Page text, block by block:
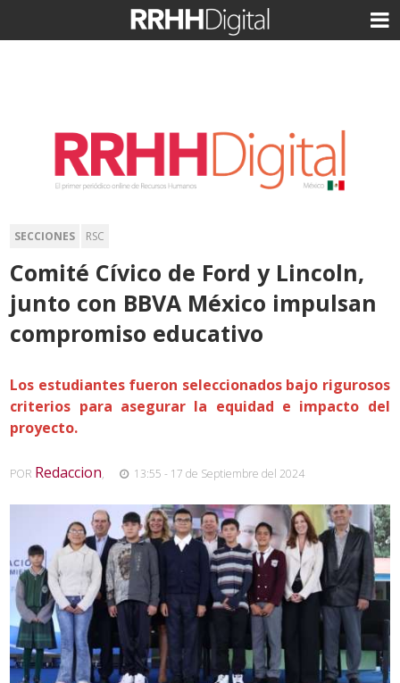
SECCIONES RSC
Comité Cívico de Ford y Lincoln,
junto con BBVA México impulsan
compromiso educativo
Los estudiantes fueron seleccionados bajo rigurosos
criterios para asegurar la equidad e impacto del
proyecto.
POR Redaccion, 13:55 - 17 de Septiembre del 2024